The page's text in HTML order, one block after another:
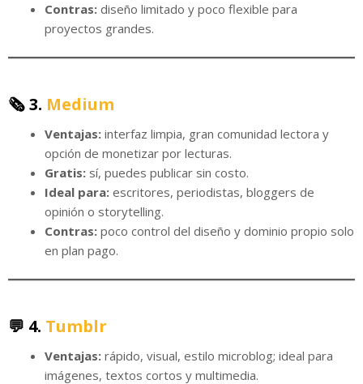
Contras: diseño limitado y poco flexible para
proyectos grandes.
🗞️ 3. Medium
Ventajas: interfaz limpia, gran comunidad lectora y
opción de monetizar por lecturas.
Gratis: sí, puedes publicar sin costo.
Ideal para: escritores, periodistas, bloggers de
opinión o storytelling.
Contras: poco control del diseño y dominio propio solo
en plan pago.
💬 4. Tumblr
Ventajas: rápido, visual, estilo microblog; ideal para
imágenes, textos cortos y multimedia.